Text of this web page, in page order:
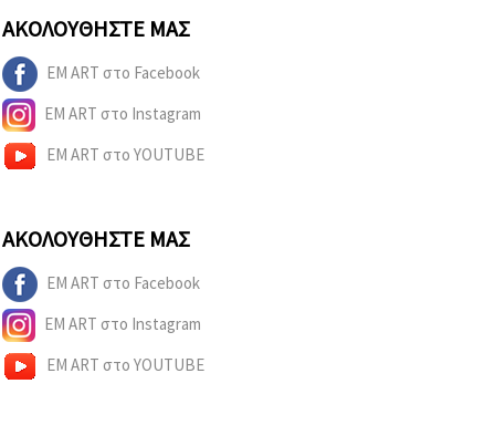
ΑΚΟΛΟΥΘΉΣΤΕ ΜΑΣ
EM ART στο Facebook
EM ART στο Instagram
EM ART στο YOUTUBE
ΑΚΟΛΟΥΘΉΣΤΕ ΜΑΣ
EM ART στο Facebook
EM ART στο Instagram
EM ART στο YOUTUBE